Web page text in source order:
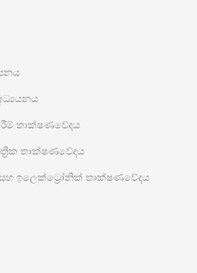
තාක්ෂණවේදය
තාක්ෂණවේදය
ඉලෙක්ට්‍රෝනික් තාක්ෂණවේදය